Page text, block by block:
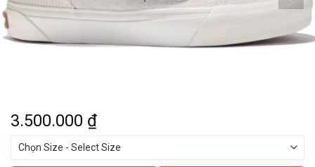
3.500.000 ₫